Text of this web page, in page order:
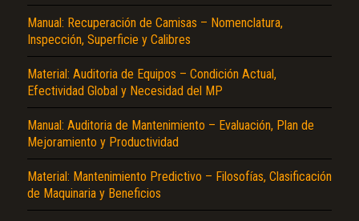
Manual: Recuperación de Camisas – Nomenclatura,
Inspección, Superficie y Calibres
Material: Auditoria de Equipos – Condición Actual,
Efectividad Global y Necesidad del MP
Manual: Auditoria de Mantenimiento – Evaluación, Plan de
Mejoramiento y Productividad
Material: Mantenimiento Predictivo – Filosofías, Clasificación
de Maquinaria y Beneficios